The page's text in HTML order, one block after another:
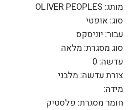
מותג: OLIVER PEOPLES
סוג: אופטי
עבור: יוניסקס
סוג מסגרת: מלאה
עדשה: 0
צורת עדשה: מלבני
מידה:
חומר מסגרת: פלסטיק